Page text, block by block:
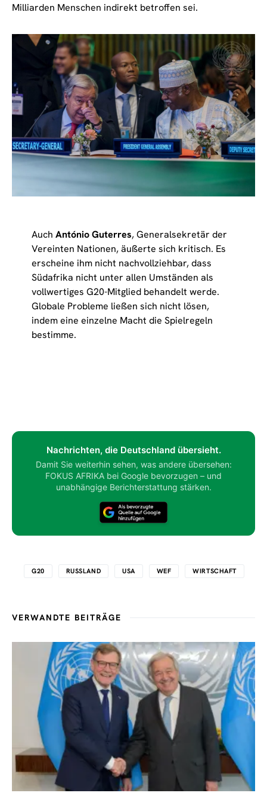
Milliarden Menschen indirekt betroffen sei.
Auch António Guterres, Generalsekretär der
Vereinten Nationen, äußerte sich kritisch. Es
erscheine ihm nicht nachvollziehbar, dass
Südafrika nicht unter allen Umständen als
vollwertiges G20-Mitglied behandelt werde.
Globale Probleme ließen sich nicht lösen,
indem eine einzelne Macht die Spielregeln
bestimme.
Nachrichten, die Deutschland übersieht.
Damit Sie weiterhin sehen, was andere übersehen:
FOKUS AFRIKA bei Google bevorzugen – und
unabhängige Berichterstattung stärken.
G20 RUSSLAND USA WEF WIRTSCHAFT
VERWANDTE BEITRÄGE